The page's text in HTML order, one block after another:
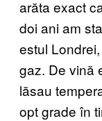
arăta exact
doi ani am
estul
gaz. De vină
lăsau
opt grade în